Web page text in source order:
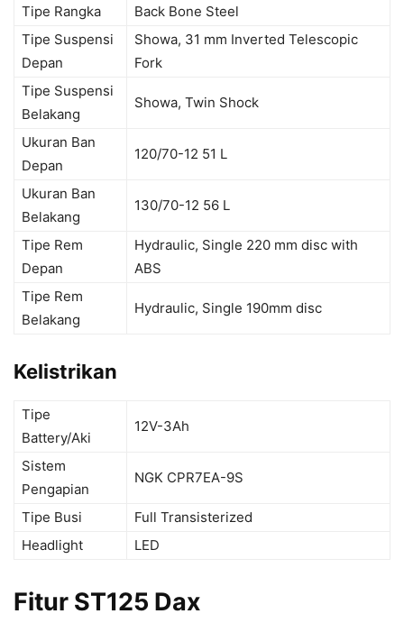
Tipe Rangka
Back Bone Steel
Tipe Suspensi
Depan
Showa, 31 mm Inverted Telescopic
Fork
Tipe Suspensi
Belakang
Showa, Twin Shock
Ukuran Ban
Depan
120/70-12 51 L
Ukuran Ban
Belakang
130/70-12 56 L
Tipe Rem
Depan
Hydraulic, Single 220 mm disc with
ABS
Tipe Rem
Belakang
Hydraulic, Single 190mm disc
Kelistrikan
Tipe
Battery/Aki
12V-3Ah
Sistem
Pengapian
NGK CPR7EA-9S
Tipe Busi
Full Transisterized
Headlight
LED
Fitur ST125 Dax